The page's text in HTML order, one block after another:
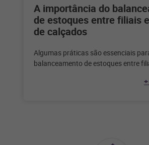
A importância do
de estoques entre filiais
de calçados
Algumas práticas são essenciais
balanceamento de estoques entre